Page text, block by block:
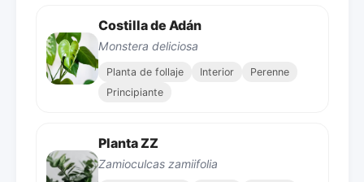
Costilla de Adán
Monstera deliciosa
Planta de follaje Interior
Perenne
Principiante
Planta ZZ
Zamioculcas zamiifolia